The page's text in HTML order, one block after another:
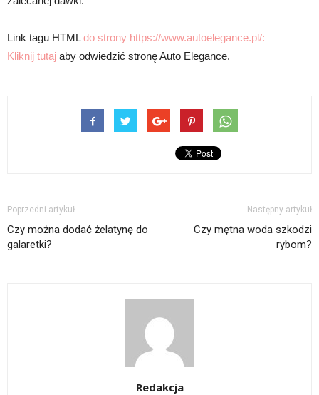
Link tagu HTMLdo strony https://www.autoelegance.pl/:
Kliknij tutaj aby odwiedzić stronę Auto Elegance.
Poprzedni artykuł
Czy można dodać żelatynę do
galaretki?
Następny artykuł
Czy mętna woda szkodzi
rybom?
Redakcja